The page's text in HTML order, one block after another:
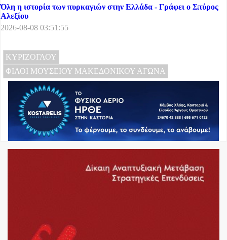
Όλη η ιστορία των πυρκαγιών στην Ελλάδα - Γράφει ο Σπύρος
Αλεξίου
2026-08-08 03:51:55
ΚΥΡΙΖΟΓΛΟΥ
ΦΙΛΟΙ ΜΟΥΣΕΙΟΥ ΜΑΚΕΔΟΝΙΚΟΥ ΑΓΩΝΑ